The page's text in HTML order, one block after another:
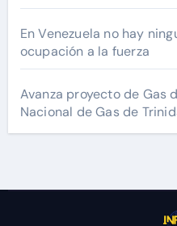
En Venezuela no hay
ocupación a la fuerza
Avanza proyecto de Gas
Nacional de Gas de